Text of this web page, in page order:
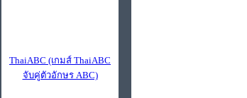
ThaiABC (เกมส์ ThaiABC
จับคู่ตัวอักษร ABC)